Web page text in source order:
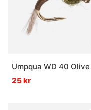
Umpqua WD 40 Olive
25 kr